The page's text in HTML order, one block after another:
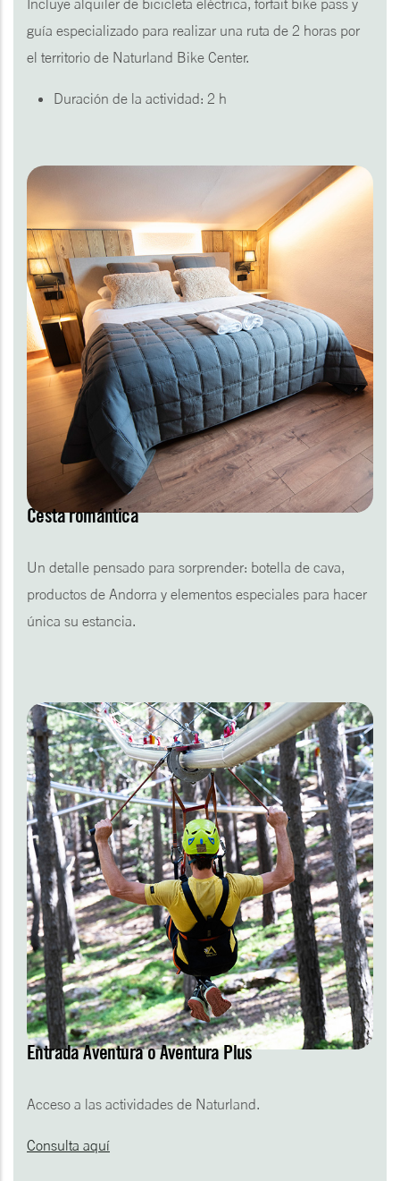
Incluye alquiler de bicicleta eléctrica, forfait bike pass y
guía especializado para realizar una ruta de 2 horas por
el territorio de Naturland Bike Center.
Duración de la actividad: 2 h
Cesta romántica
Un detalle pensado para sorprender: botella de cava,
productos de Andorra y elementos especiales para hacer
única su estancia.
Entrada Aventura o Aventura Plus
Acceso a las actividades de Naturland.
Consulta aquí